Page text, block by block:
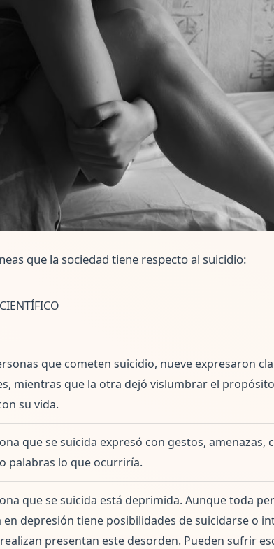
que la sociedad tiene respecto al suicidio:
que cometen suicidio, nueve expresaron
mientras que la otra dejó vislumbrar el
su vida.
que se suicida expresó con gestos, amenazas,
palabras lo que ocurriría.
que se suicida está deprimida. Aunque toda
en depresión tiene posibilidades de suicidarse o
presentan este desorden. Pueden sufrir